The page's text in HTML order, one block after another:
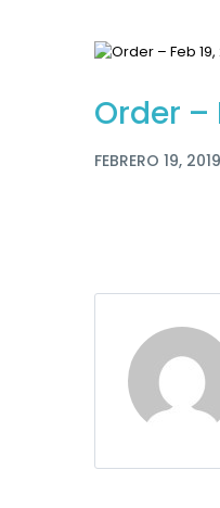
Order –
FEBRERO 19, 2019